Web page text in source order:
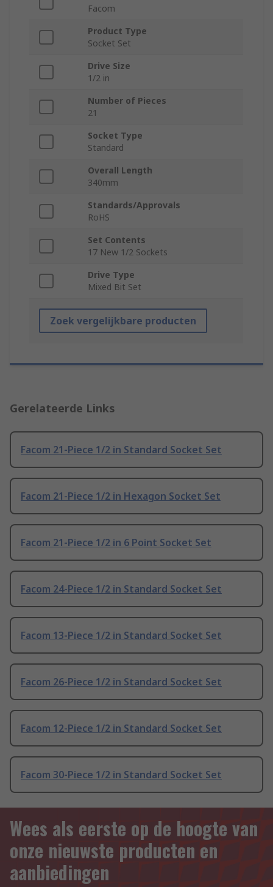
Facom
Product Type
Socket Set
Drive Size
1/2 in
Number of Pieces
21
Socket Type
Standard
Overall Length
340mm
Standards/Approvals
RoHS
Set Contents
17 New 1/2 Sockets
Drive Type
Mixed Bit Set
Zoek vergelijkbare producten
Gerelateerde Links
Facom 21-Piece 1/2 in Standard Socket Set
Facom 21-Piece 1/2 in Hexagon Socket Set
Facom 21-Piece 1/2 in 6 Point Socket Set
Facom 24-Piece 1/2 in Standard Socket Set
Facom 13-Piece 1/2 in Standard Socket Set
Facom 26-Piece 1/2 in Standard Socket Set
Facom 12-Piece 1/2 in Standard Socket Set
Facom 30-Piece 1/2 in Standard Socket Set
Wees als eerste op de hoogte van
onze nieuwste producten en
aanbiedingen